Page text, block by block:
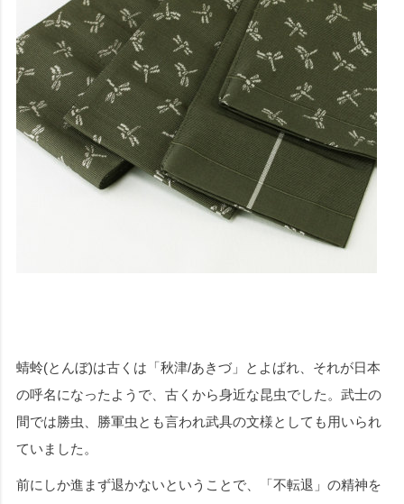
蜻蛉(とんぼ)は古くは「秋津/あきづ」とよばれ、それが日本
の呼名になったようで、古くから身近な昆虫でした。武士の
間では勝虫、勝軍虫とも言われ武具の文様としても用いられ
ていました。
前にしか進まず退かないということで、「不転退」の精神を